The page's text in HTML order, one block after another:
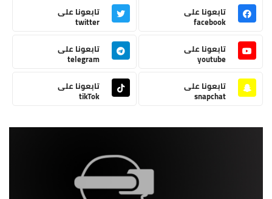
تابعونا على
facebook
تابعونا على
twitter
تابعونا على
youtube
تابعونا على
telegram
تابعونا على
snapchat
تابعونا على
tikTok